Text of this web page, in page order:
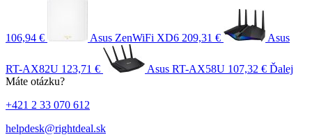
106,94 € Asus ZenWiFi XD6 209,31 € Asus
RT-AX82U 123,71 € Asus RT-AX58U 107,32 € Ďalej
Máte otázku?
+421 2 33 070 612
helpdesk@rightdeal.sk